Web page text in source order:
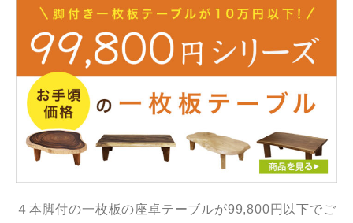
４本脚付の一枚板の座卓テーブルが99,800円以下でご